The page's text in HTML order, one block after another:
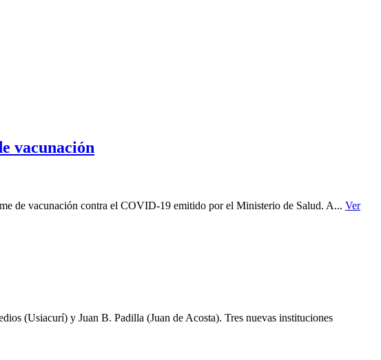
vacunación
de vacunación contra el COVID-19 emitido por el Ministerio de Salud. A... Ver
(Usiacurí) y Juan B. Padilla (Juan de Acosta). Tres nuevas instituciones